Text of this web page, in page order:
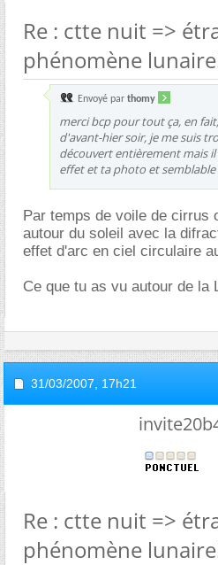
Re : ctte nuit =>
phénomène
Envoyé par thomy
merci bcp pour tout ça, en
d'avant-hier soir, je me suis
découvert entièrement mais
effet et ta photo et semblable
Par temps de voile de cirrus
autour du soleil avec la
effet d'arc en ciel circulaire
Ce que tu as vu autour de la
31/03/2007, 17h21
Re : ctte nuit =>
phénomène